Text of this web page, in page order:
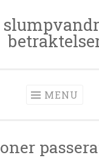
MENU